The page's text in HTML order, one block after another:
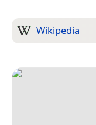
Wikipedia